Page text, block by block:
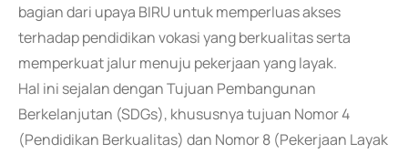
bagian dari upaya BIRU untuk memperluas akses
terhadap pendidikan vokasi yang berkualitas serta
memperkuat jalur menuju pekerjaan yang layak.
Hal ini sejalan dengan Tujuan Pembangunan
Berkelanjutan (SDGs), khususnya tujuan Nomor 4
(Pendidikan Berkualitas) dan Nomor 8 (Pekerjaan Layak